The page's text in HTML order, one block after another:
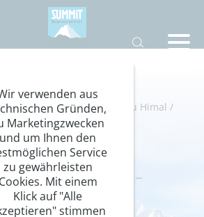
/Everestgebiet-Khumbu Himal /
Komforttrekking
Kongde-
verwenden aus
Gründen,
Marketingzwecken
und um Ihnen den
Service
zu gewährleisten
Cookies. Mit einem
Klick auf "Alle
stimmen